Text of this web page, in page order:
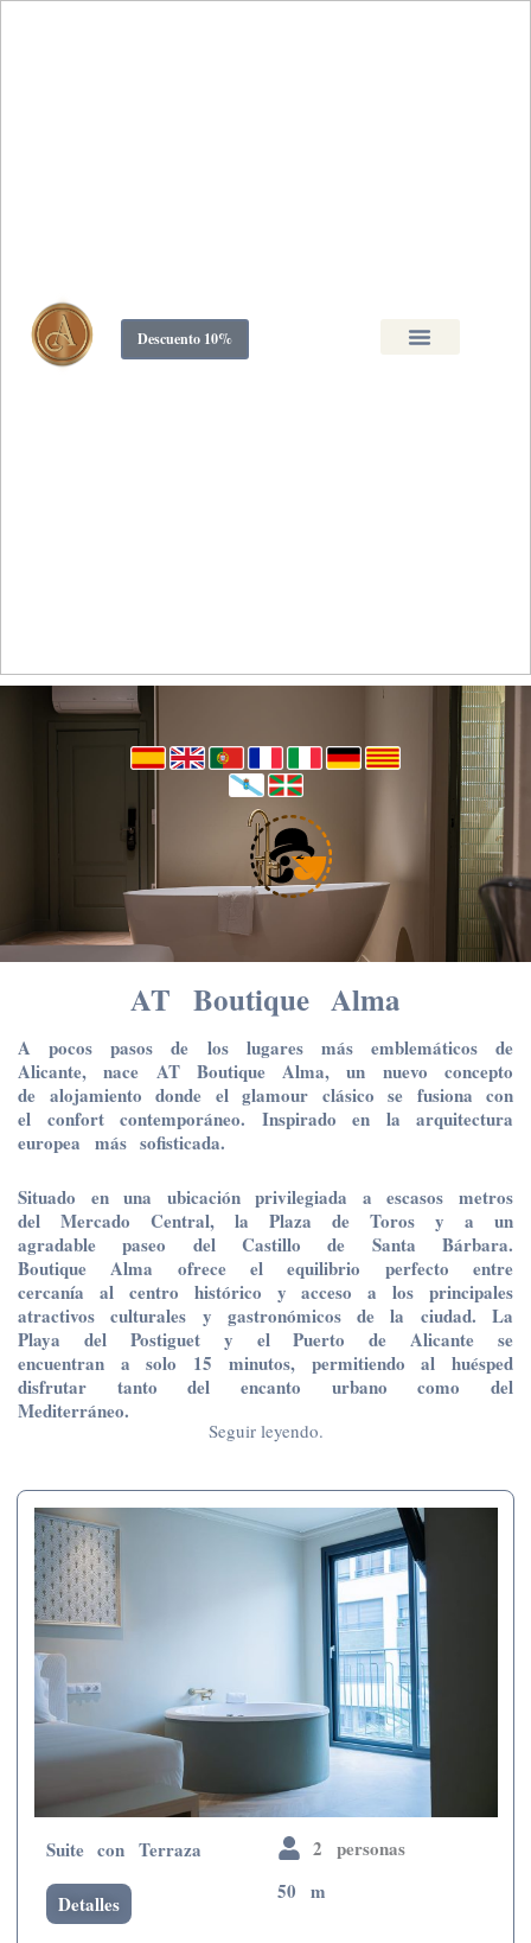
Descuento 10%
AT Boutique Alma
A pocos pasos de los lugares más emblemáticos de
Alicante, nace AT Boutique Alma, un nuevo concepto
de alojamiento donde el glamour clásico se fusiona con
el confort contemporáneo. Inspirado en la arquitectura
europea más sofisticada.
Situado en una ubicación privilegiada a escasos metros
del Mercado Central, la Plaza de Toros y a un
agradable paseo del Castillo de Santa Bárbara.
Boutique Alma ofrece el equilibrio perfecto entre
cercanía al centro histórico y acceso a los principales
atractivos culturales y gastronómicos de la ciudad. La
Playa del Postiguet y el Puerto de Alicante se
encuentran a solo 15 minutos, permitiendo al huésped
disfrutar tanto del encanto urbano como del
Mediterráneo.
Seguir leyendo.
Suite con Terraza
Detalles
2 personas
50 m